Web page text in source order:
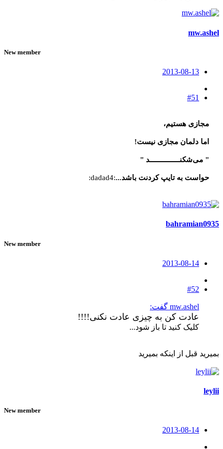
mw.ashel
New member
2013-08-13
#51
مجازی هستیم،
اما دلمان مجازی نیست!
" می‌شکنـــــــــــــــد "
حواست به تایپ کردنت باشد...:dadad4:
bahramian0935
New member
2013-08-14
#52
mw.ashel گفت:
عادت کن به چیزی عادت نکنی!!!!
کلیک کنید تا باز شود...
بمیرید قبل از اینکه بمیرید
leylii
New member
2013-08-14